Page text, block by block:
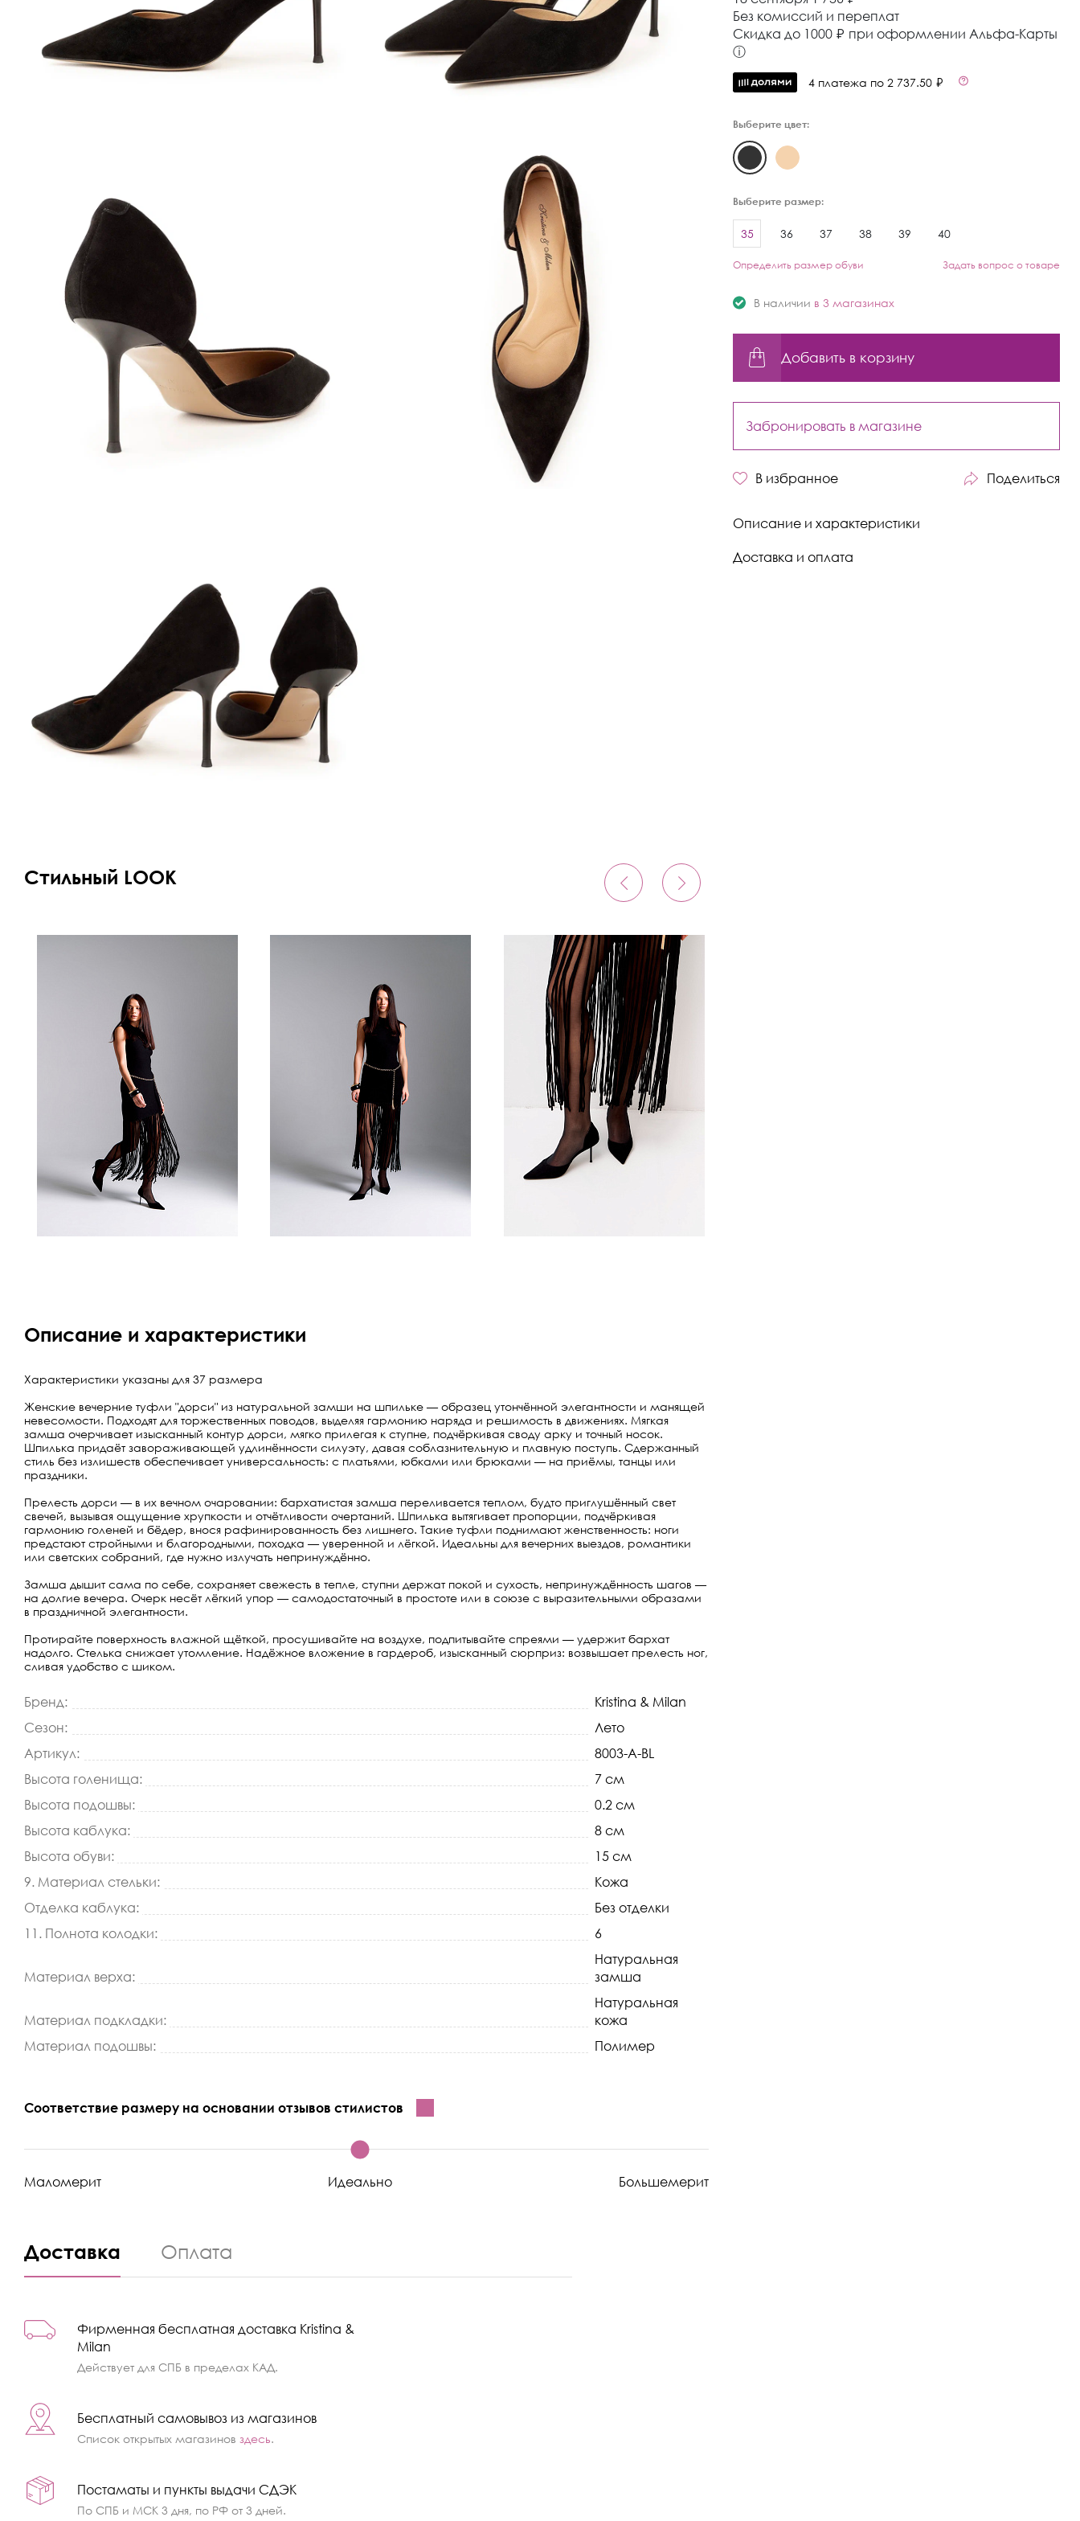
Полуботинки
Ботильоны
Кроссовки
Мюли
Без комиссий и переплат
Cкидка до 1000 ₽ при оформлении Альфа-Карты
ⓘ
4 платежа по 2 737.50 ₽
Выберите цвет:
Выберите размер:
35 36 37 38 39 40
Определить размер обуви Задать вопрос о товаре
В наличии в 3 магазинах
Добавить в корзину
Забронировать в магазине
В избранное Поделиться
Описание и характеристики
Доставка и оплата
Стильный LOOK
Описание и характеристики
Характеристики указаны для 37 размера
Женские вечерние туфли "дорси" из натуральной замши на шпильке — образец утончённой элегантности и манящей
невесомости. Подходят для торжественных поводов, выделяя гармонию наряда и решимость в движениях. Мягкая
замша очерчивает изысканный контур дорси, мягко прилегая к ступне, подчёркивая своду арку и точный носок.
Шпилька придаёт завораживающей удлинённости силуэту, давая соблазнительную и плавную поступь. Сдержанный
стиль без излишеств обеспечивает универсальность: с платьями, юбками или брюками — на приёмы, танцы или
праздники.
Прелесть дорси — в их вечном очаровании: бархатистая замша переливается теплом, будто приглушённый свет
свечей, вызывая ощущение хрупкости и отчётливости очертаний. Шпилька вытягивает пропорции, подчёркивая
гармонию голеней и бёдер, внося рафинированность без лишнего. Такие туфли поднимают женственность: ноги
предстают стройными и благородными, походка — уверенной и лёгкой. Идеальны для вечерних выездов, романтики
или светских собраний, где нужно излучать непринуждённо.
Замша дышит сама по себе, сохраняет свежесть в тепле, ступни держат покой и сухость, непринуждённость шагов —
на долгие вечера. Очерк несёт лёгкий упор — самодостаточный в простоте или в союзе с выразительными образами
в праздничной элегантности.
Протирайте поверхность влажной щёткой, просушивайте на воздухе, подпитывайте спреями — удержит бархат
надолго. Стелька снижает утомление. Надёжное вложение в гардероб, изысканный сюрприз: возвышает прелесть ног,
сливая удобство с шиком.
Бренд:
Kristina & Milan
Сезон:
Лето
Артикул:
8003-A-BL
Высота голенища:
7 см
Высота подошвы:
0.2 см
Высота каблука:
8 см
Высота обуви:
15 см
9. Материал стельки:
Кожа
Отделка каблука:
Без отделки
11. Полнота колодки:
6
Материал верха:
Натуральная
замша
Материал подкладки:
Натуральная
кожа
Материал подошвы:
Полимер
Соответствие размеру на основании отзывов стилистов
Маломерит Идеально Большемерит
Доставка Оплата
Фирменная бесплатная доставка Kristina &
Milan
Действует для СПБ в пределах КАД.
Бесплатный самовывоз из магазинов
Список открытых магазиновздесь.
Постаматы и пункты выдачи СДЭК
По СПБ и МСК 3 дня, по РФ от 3 дней.